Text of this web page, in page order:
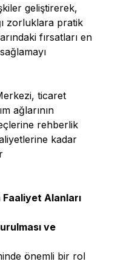
geliştirerek,
zorluklara pratik
fırsatları en
ticaret
ağlarının
rehberlik
kadar
Faaliyet Alanları
ve
önemli bir rol